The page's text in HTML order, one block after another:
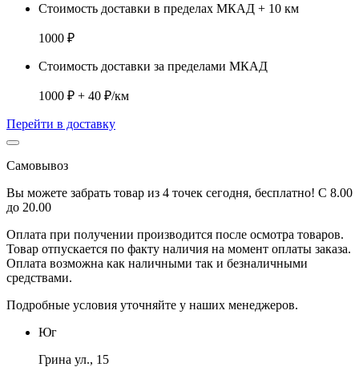
Стоимость доставки в пределах МКАД + 10 км
1000 ₽
Стоимость доставки за пределами МКАД
1000 ₽ + 40 ₽/км
Перейти в доставку
Самовывоз
Вы можете забрать товар из 4 точек сегодня, бесплатно! С 8.00
до 20.00
Оплата при получении производится после осмотра товаров.
Товар отпускается по факту наличия на момент оплаты заказа.
Оплата возможна как наличными так и безналичными
средствами.
Подробные условия уточняйте у наших менеджеров.
Юг
Грина ул., 15